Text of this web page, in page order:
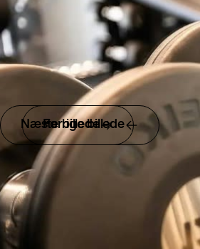
Forrige billede
Næste billede